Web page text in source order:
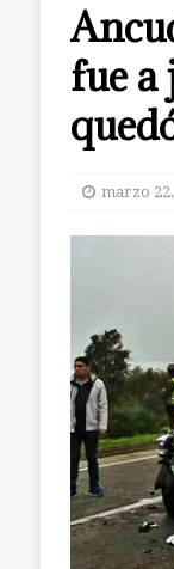
fue a
marzo